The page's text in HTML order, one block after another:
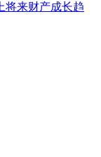
将来财产成长趋